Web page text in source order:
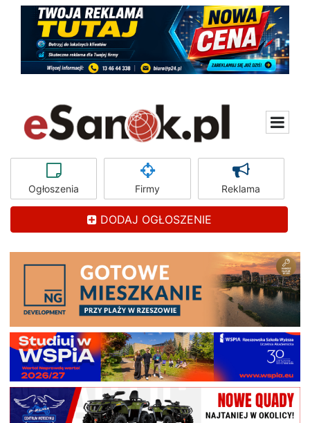
Ogłoszenia Firmy Reklama
DODAJ OGŁOSZENIE